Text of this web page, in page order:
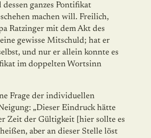
dessen ganzes Pontifikat
machen will. Freilich,
Ratzinger mit dem Akt des
gewisse Mitschuld; hat er
und nur er allein konnte es
im doppelten Wortsinn
Frage der individuellen
„Dieser Eindruck hätte
Zeit der Gültigkeit [hier sollte es
aber an dieser Stelle löst